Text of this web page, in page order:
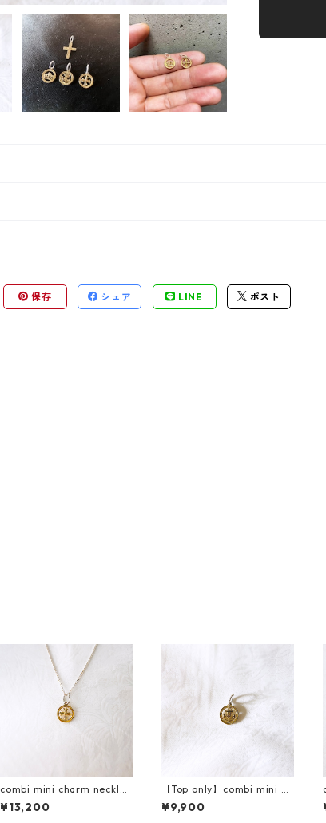
保存 シェア LINE ポスト
combi mini charm necklac
e(cross)
¥13,200
【Top only】combi mini ch
arm necklace(anchor)
¥9,900